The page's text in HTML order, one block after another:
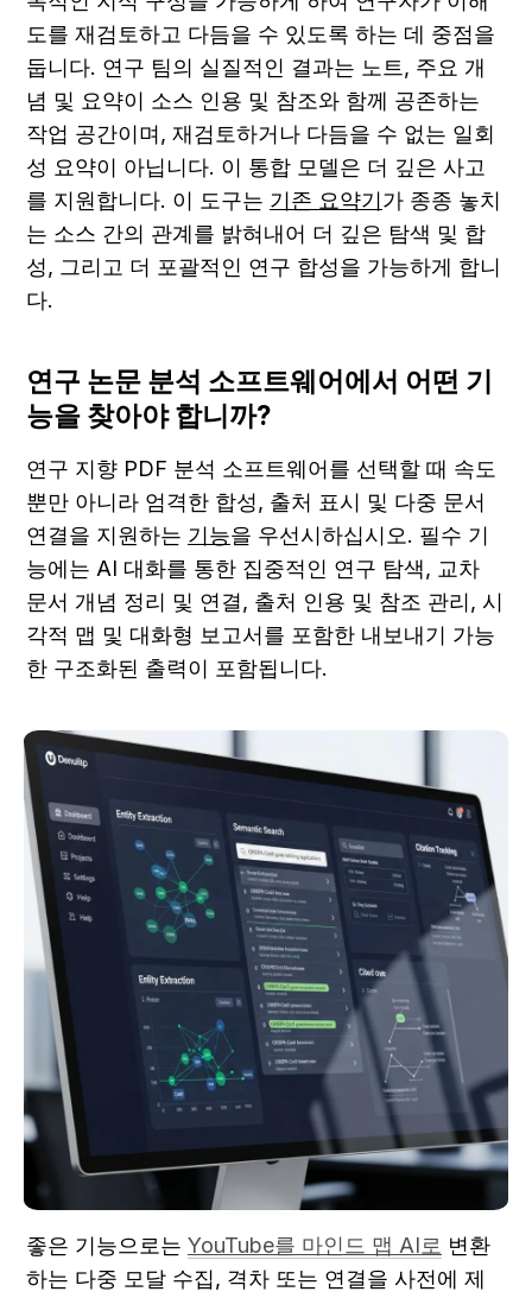
도를 재검토하고 다듬을 수 있도록 하는 데 중점을
둡니다. 연구 팀의 실질적인 결과는 노트, 주요 개
념 및 요약이 소스 인용 및 참조와 함께 공존하는
작업 공간이며, 재검토하거나 다듬을 수 없는 일회
성 요약이 아닙니다. 이 통합 모델은 더 깊은 사고
를 지원합니다. 이 도구는 기존 요약기가 종종 놓치
는 소스 간의 관계를 밝혀내어 더 깊은 탐색 및 합
성, 그리고 더 포괄적인 연구 합성을 가능하게 합니
다.
연구 논문 분석 소프트웨어에서 어떤 기
능을 찾아야 합니까?
연구 지향 PDF 분석 소프트웨어를 선택할 때 속도
뿐만 아니라 엄격한 합성, 출처 표시 및 다중 문서
연결을 지원하는 기능을 우선시하십시오. 필수 기
능에는 AI 대화를 통한 집중적인 연구 탐색, 교차
문서 개념 정리 및 연결, 출처 인용 및 참조 관리, 시
각적 맵 및 대화형 보고서를 포함한 내보내기 가능
한 구조화된 출력이 포함됩니다.
좋은 기능으로는 YouTube를 마인드 맵 AI로 변환
하는 다중 모달 수집, 격차 또는 연결을 사전에 제